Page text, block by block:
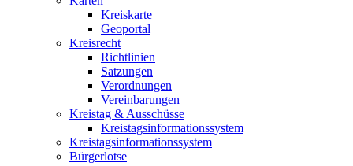
Kreiskarte
Geoportal
Kreisrecht
Richtlinien
Satzungen
Verordnungen
Vereinbarungen
Kreistag & Ausschüsse
Kreistagsinformationssystem
Kreistagsinformationssystem
Bürgerlotse